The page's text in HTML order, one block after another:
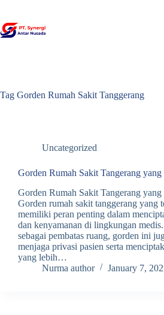
content
Tag Gorden Rumah Sakit Tanggerang
Uncategorized
Gorden Rumah Sakit Tangerang
Gorden Rumah Sakit Tangerang
Gorden rumah sakit tanggerang yang
memiliki peran penting dalam
dan kenyamanan di lingkungan
sebagai pembatas ruang, gorden ini
menjaga privasi pasien serta
yang lebih…
Nurma author
January 7,